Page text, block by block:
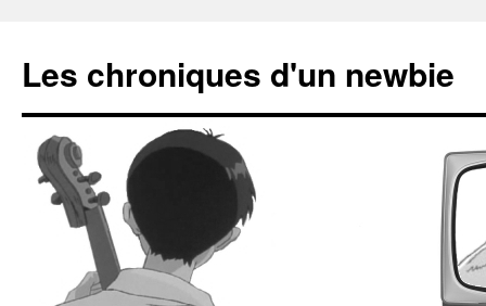
Les chroniques d'un newbie